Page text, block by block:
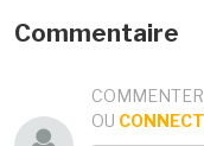
Commentaire
OU